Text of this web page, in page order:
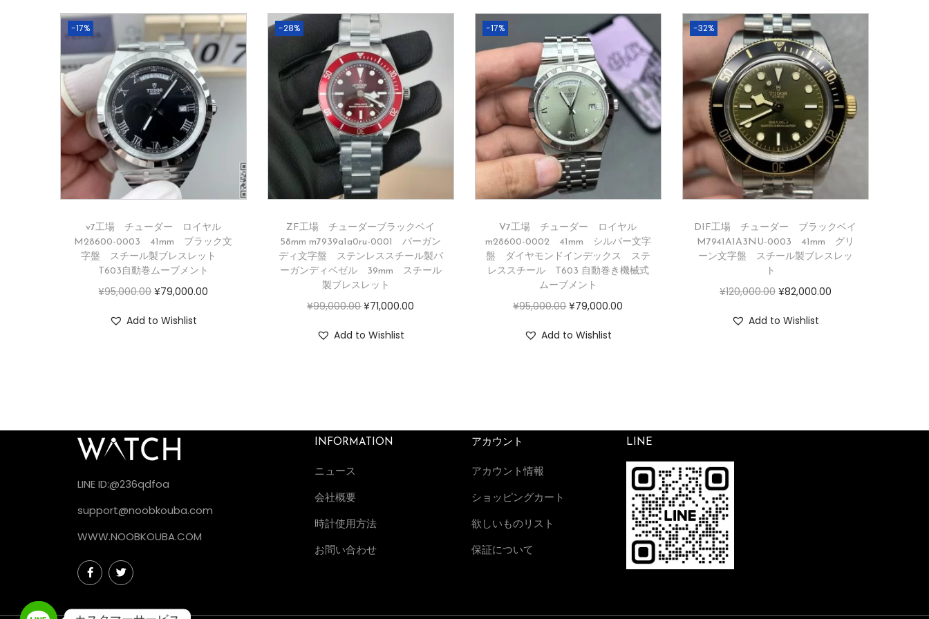
-17%
v7工場 チューダー ロイヤル
M28600-0003 41mm ブラック文
字盤 スチール製ブレスレット
T603自動巻ムーブメント
¥95,000.00 ¥79,000.00
Add to Wishlist
-28%
ZF工場 チューダーブラックベイ
58mm m7939a1a0ru-0001 バーガン
ディ文字盤 ステンレススチール製バ
ーガンディベゼル 39mm スチール
製ブレスレット
¥99,000.00 ¥71,000.00
Add to Wishlist
-17%
V7工場 チューダー ロイヤル
m28600-0002 41mm シルバー文字
盤 ダイヤモンドインデックス ステ
レススチール T603 自動巻き機械式
ムーブメント
¥95,000.00 ¥79,000.00
Add to Wishlist
-32%
DIF工場 チューダー ブラックベイ
M7941A1A3NU-0003 41mm グリ
ーン文字盤 スチール製ブレスレッ
ト
¥120,000.00 ¥82,000.00
Add to Wishlist
LINE ID:@236qdfoa
support@noobkouba.com
WWW.NOOBKOUBA.COM
INFORMATION
ニュース
会社概要
時計使用方法
お問い合わせ
アカウント
アカウント情報
ショッピングカート
欲しいものリスト
保証について
LINE